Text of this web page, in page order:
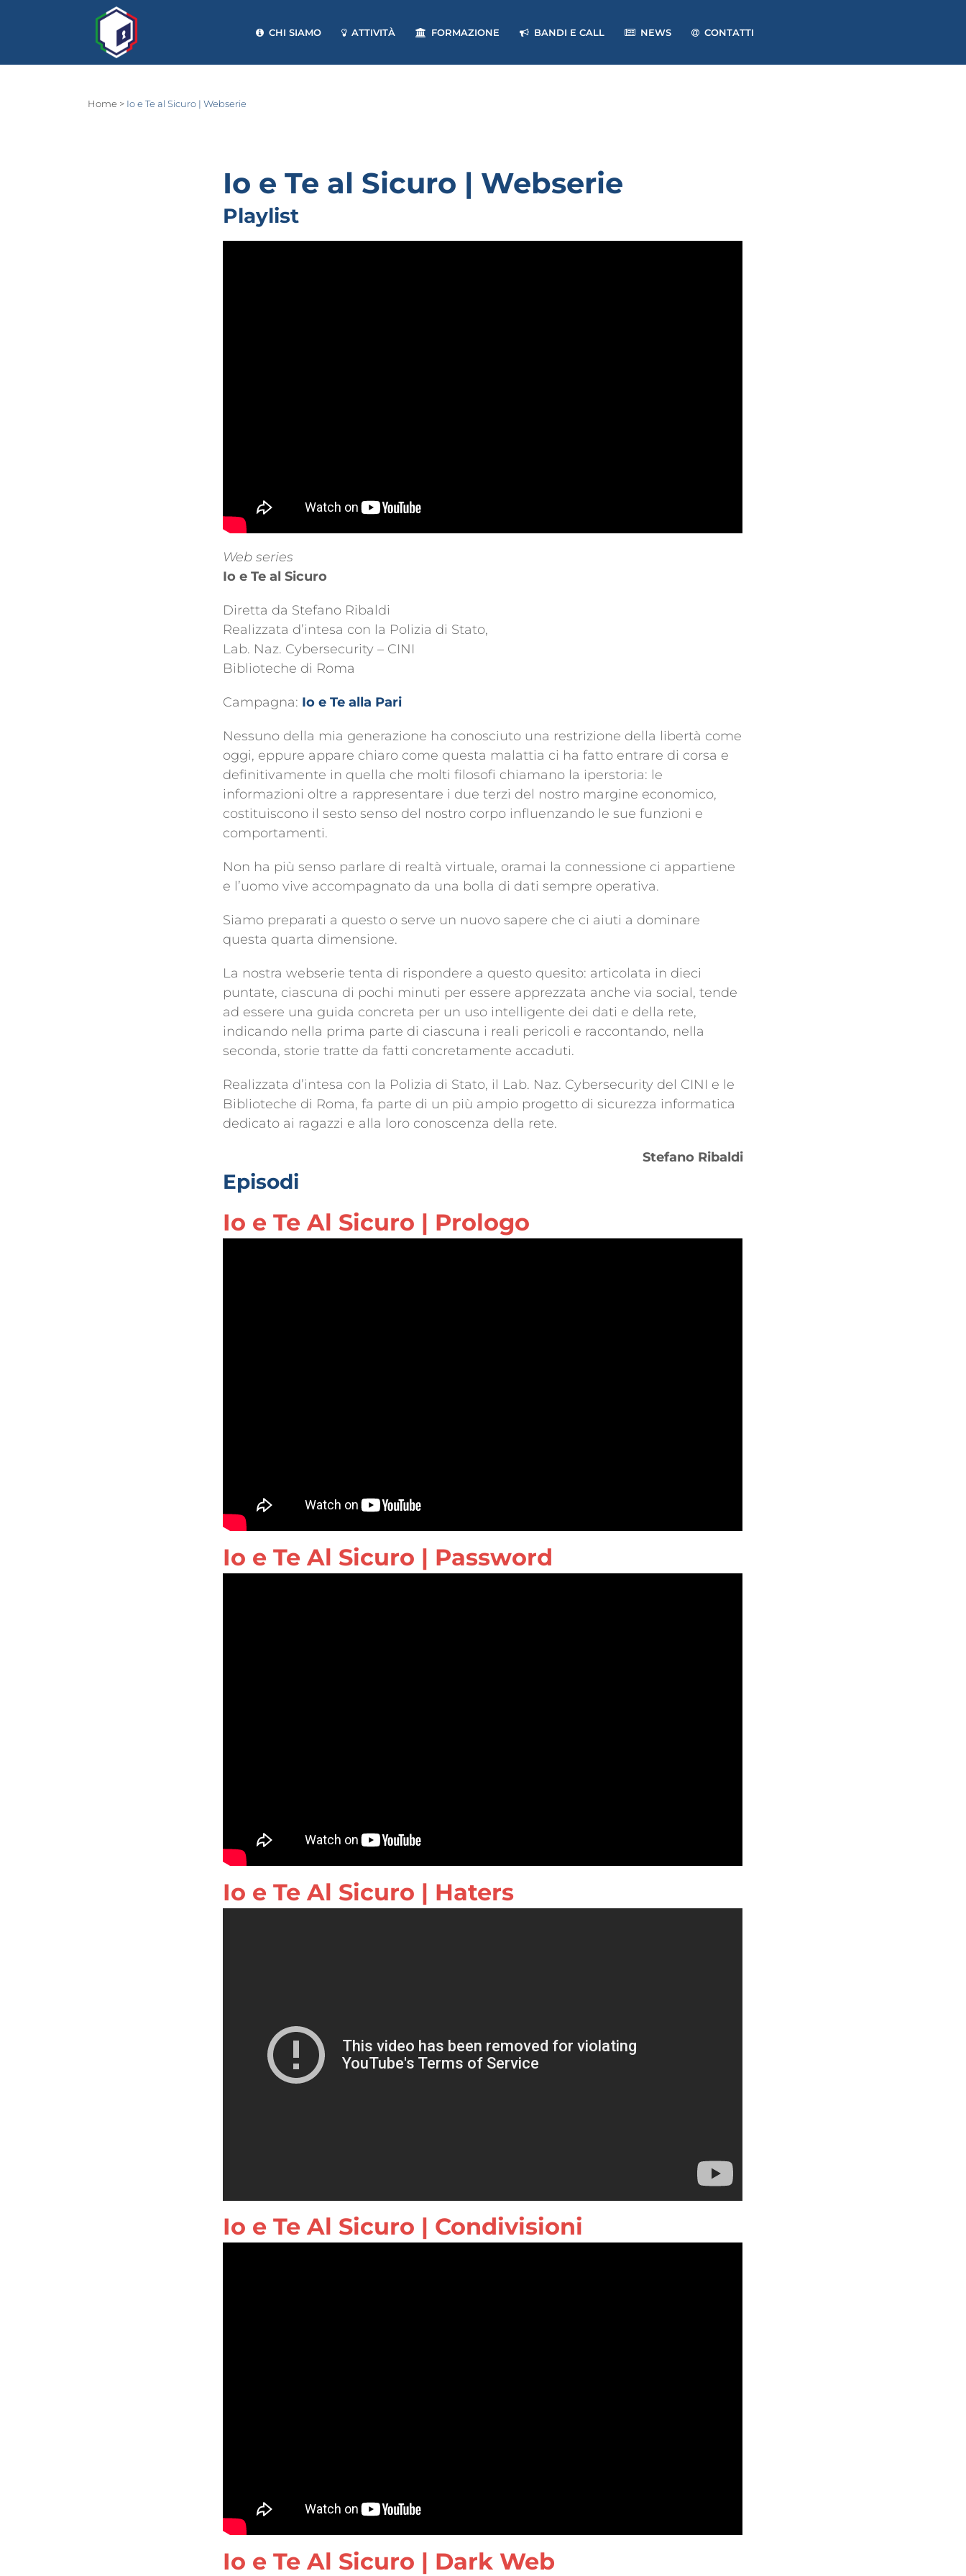
CHI SIAMO ATTIVITÀ FORMAZIONE BANDI E CALL NEWS CONTATTI
Home > Io e Te al Sicuro | Webserie
Io e Te al Sicuro | Webserie
Playlist
Web series
Io e Te al Sicuro
Diretta da Stefano Ribaldi
Realizzata d’intesa con la Polizia di Stato,
Lab. Naz. Cybersecurity – CINI
Biblioteche di Roma
Campagna: Io e Te alla Pari
Nessuno della mia generazione ha conosciuto una restrizione della libertà come
oggi, eppure appare chiaro come questa malattia ci ha fatto entrare di corsa e
definitivamente in quella che molti filosofi chiamano la iperstoria: le
informazioni oltre a rappresentare i due terzi del nostro margine economico,
costituiscono il sesto senso del nostro corpo influenzando le sue funzioni e
comportamenti.
Non ha più senso parlare di realtà virtuale, oramai la connessione ci appartiene
e l’uomo vive accompagnato da una bolla di dati sempre operativa.
Siamo preparati a questo o serve un nuovo sapere che ci aiuti a dominare
questa quarta dimensione.
La nostra webserie tenta di rispondere a questo quesito: articolata in dieci
puntate, ciascuna di pochi minuti per essere apprezzata anche via social, tende
ad essere una guida concreta per un uso intelligente dei dati e della rete,
indicando nella prima parte di ciascuna i reali pericoli e raccontando, nella
seconda, storie tratte da fatti concretamente accaduti.
Realizzata d’intesa con la Polizia di Stato, il Lab. Naz. Cybersecurity del CINI e le
Biblioteche di Roma, fa parte di un più ampio progetto di sicurezza informatica
dedicato ai ragazzi e alla loro conoscenza della rete.
Stefano Ribaldi
Episodi
Io e Te Al Sicuro | Prologo
Io e Te Al Sicuro | Password
Io e Te Al Sicuro | Haters
Io e Te Al Sicuro | Condivisioni
Io e Te Al Sicuro | Dark Web